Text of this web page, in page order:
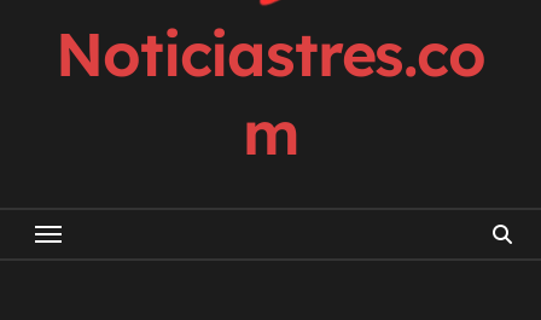
Noticiastres.co
m